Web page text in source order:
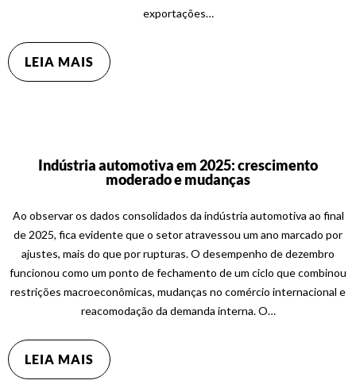
exportações…
LEIA MAIS
Indústria automotiva em 2025: crescimento
moderado e mudanças
Ao observar os dados consolidados da indústria automotiva ao final
de 2025, fica evidente que o setor atravessou um ano marcado por
ajustes, mais do que por rupturas. O desempenho de dezembro
funcionou como um ponto de fechamento de um ciclo que combinou
restrições macroeconômicas, mudanças no comércio internacional e
reacomodação da demanda interna. O…
LEIA MAIS